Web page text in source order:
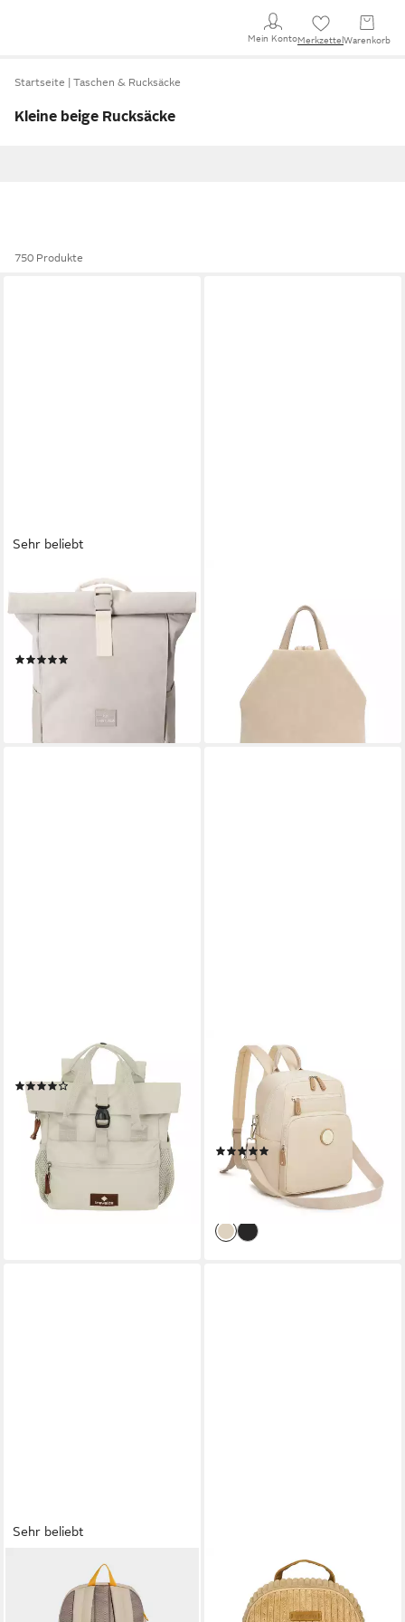
Mein KontoMerkzettel Warenkorb
Startseite Taschen & Rucksäcke
Kleine beige Rucksäcke
750 Produkte
Sehr beliebt
JOHNNY URBAN
Cityrucksack Allen Medium
Rolltop mit Laptopfach (1-tlg),
Wasserabweisend
lieferbar - in 2-3 Werktagen bei dir
tlg), Für Damen
UVP 49,99 €
lieferbar - in 3-4 Werktagen bei dir
Cityrucksack Basics, Polyester
(17)
26,95 € 29,95 €
-10%
lieferbar - in 2-3 Werktagen bei dir
MISS LULU
Minirucksack Mini
Cityrucksack, wasserdichter
Reiserucksack & Casual
Daypack
(1)
35,59 € 89,99 €
lieferbar - in 2-3 Werktagen bei dir
Sehr beliebt
ADIDAS PERFORMANCE
Sportrucksack ADIDAS
PRIMELIFT RUCKSACK (1-
ENRICO BENETTI
Freizeitrucksack Rucksack
Damen klein - Cityrucksack -